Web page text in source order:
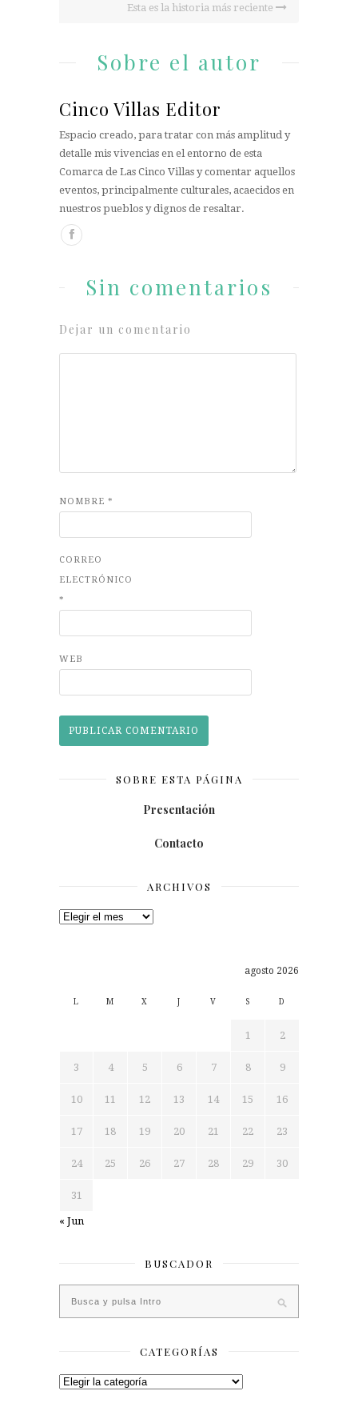
Esta es la historia más reciente
Sobre el autor
Cinco Villas Editor
Espacio creado, para tratar con más amplitud y
detalle mis vivencias en el entorno de esta
Comarca de Las Cinco Villas y comentar aquellos
eventos, principalmente culturales, acaecidos en
nuestros pueblos y dignos de resaltar.
Sin comentarios
Dejar un comentario
NOMBRE *
CORREO
ELECTRÓNICO
*
WEB
SOBRE ESTA PÁGINA
Presentación
Contacto
ARCHIVOS
Archivos
agosto 2026
L M X J V S D
1 2
3 4 5 6 7 8 9
10 11 12 13 14 15 16
17 18 19 20 21 22 23
24 25 26 27 28 29 30
31
« Jun
BUSCADOR
CATEGORÍAS
Categorías